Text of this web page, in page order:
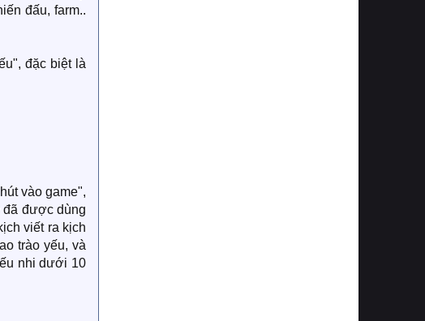
đấu, farm..
đặc biệt là
vào game",
đã được dùng
viết ra kịch
trào yếu, và
nhi dưới 10